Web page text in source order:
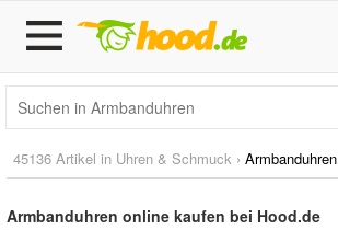
45136 Artikel in Uhren & Schmuck › Armbanduhren
Armbanduhren online kaufen bei Hood.de